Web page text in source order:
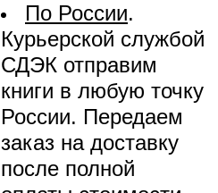
По России.
Курьерской службой
СДЭК отправим
книги в любую точку
России. Передаем
заказ на доставку
после полной